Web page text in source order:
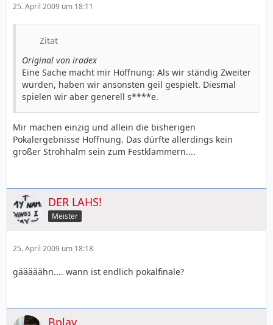
25. April 2009 um 18:11
Zitat
Original von iradex
Eine Sache macht mir Hoffnung: Als wir ständig Zweiter
wurden, haben wir ansonsten geil gespielt. Diesmal
spielen wir aber generell s****e.
Mir machen einzig und allein die bisherigen
Pokalergebnisse Hoffnung. Das dürfte allerdings kein
großer Strohhalm sein zum Festklammern....
DER LAHS!
Meister
25. April 2009 um 18:18
gääääähn.... wann ist endlich pokalfinale?
Bplay